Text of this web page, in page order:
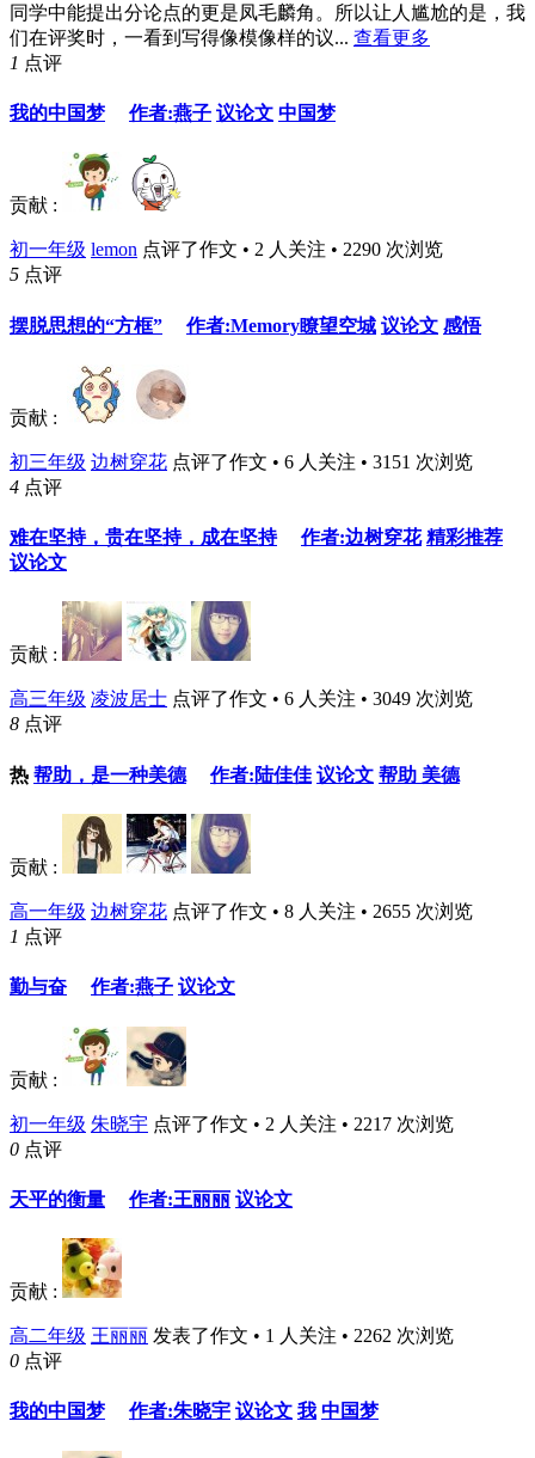
同学中能提出分论点的更是凤毛麟角。所以让人尴尬的是，我
们在评奖时，一看到写得像模像样的议... 查看更多
1 点评
我的中国梦 作者:燕子 议论文 中国梦
贡献 :
初一年级 lemon 点评了作文 • 2 人关注 • 2290 次浏览
5 点评
摆脱思想的“方框” 作者:Memory瞭望空城 议论文 感悟
贡献 :
初三年级 边树穿花 点评了作文 • 6 人关注 • 3151 次浏览
4 点评
难在坚持，贵在坚持，成在坚持 作者:边树穿花 精彩推荐
议论文
贡献 :
高三年级 凌波居士 点评了作文 • 6 人关注 • 3049 次浏览
8 点评
热 帮助，是一种美德 作者:陆佳佳 议论文 帮助 美德
贡献 :
高一年级 边树穿花 点评了作文 • 8 人关注 • 2655 次浏览
1 点评
勤与奋 作者:燕子 议论文
贡献 :
初一年级 朱晓宇 点评了作文 • 2 人关注 • 2217 次浏览
0 点评
天平的衡量 作者:王丽丽 议论文
贡献 :
高二年级 王丽丽 发表了作文 • 1 人关注 • 2262 次浏览
0 点评
我的中国梦 作者:朱晓宇 议论文 我 中国梦